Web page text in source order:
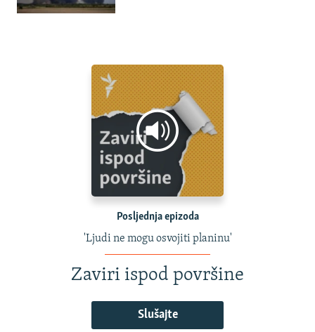
Posljednja epizoda
'Ljudi ne mogu osvojiti planinu'
Zaviri ispod površine
Slušajte